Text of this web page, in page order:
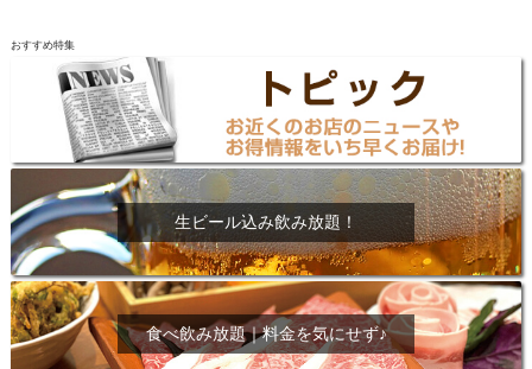
おすすめ特集
生ビール込み飲み放題！
食べ飲み放題｜料金を気にせず♪